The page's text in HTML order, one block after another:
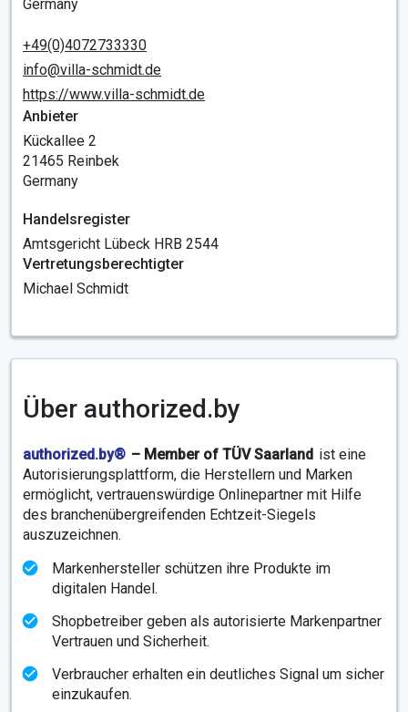
Germany
+49(0)4072733330
info@villa-schmidt.de
https://www.villa-schmidt.de
Anbieter
Kückallee 2
21465 Reinbek
Germany
Handelsregister
Amtsgericht Lübeck HRB 2544
Vertretungsberechtigter
Michael Schmidt
Über authorized.by
authorized.by® – Member of TÜV Saarland ist eine
Autorisierungsplattform, die Herstellern und Marken
ermöglicht, vertrauenswürdige Onlinepartner mit Hilfe
des branchenübergreifenden Echtzeit-Siegels
auszuzeichnen.
Markenhersteller schützen ihre Produkte im
digitalen Handel.
Shopbetreiber geben als autorisierte Markenpartner
Vertrauen und Sicherheit.
Verbraucher erhalten ein deutliches Signal um sicher
einzukaufen.